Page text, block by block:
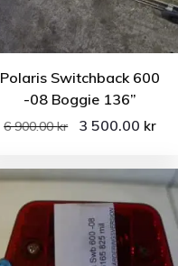
Polaris Switchback 600
-08 Boggie 136”
6 900.00kr 3 500.00 kr